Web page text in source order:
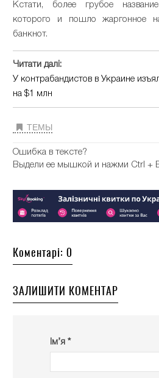
Кстати, более грубое
которого и пошло жаргонное
банкнот.
Читати далі:
У контрабандистов в Украине
на $1 млн
ТЕМЫ
Ошибка в тексте?
Выдели ее мышкой и нажми Ctrl +
Коментарі: 0
ЗАЛИШИТИ КОМЕНТАР
Ім’я *